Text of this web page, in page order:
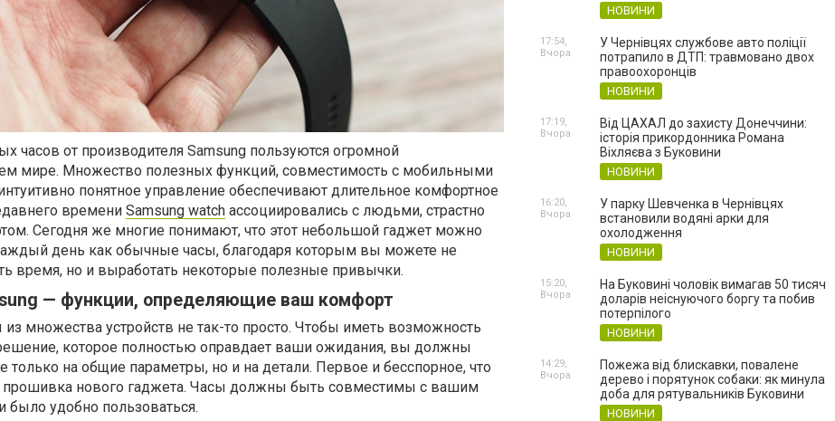
часов от производителя Samsung пользуются огромной
мире. Множество полезных функций, совместимость с мобильными
понятное управление обеспечивают длительное комфортное
времени Samsung watch ассоциировались с людьми, страстно
Сегодня же многие понимают, что этот небольшой гаджет можно
день как обычные часы, благодаря которым вы можете не
время, но и выработать некоторые полезные привычки.
— функции, определяющие ваш комфорт
множества устройств не так-то просто. Чтобы иметь возможность
которое полностью оправдает ваши ожидания, вы должны
только на общие параметры, но и на детали. Первое и бесспорное, что
прошивка нового гаджета. Часы должны быть совместимы с вашим
удобно пользоваться.
НОВИНИ
У Чернівцях службове авто поліції
потрапило в ДТП: травмовано двох
правоохоронців
НОВИНИ
17:54,
Вчора
Від ЦАХАЛ до захисту Донеччини:
історія прикордонника Романа
Віхляєва з Буковини
НОВИНИ
17:19,
Вчора
У парку Шевченка в Чернівцях
встановили водяні арки для
охолодження
НОВИНИ
16:20,
Вчора
На Буковині чоловік вимагав 50 тисяч
доларів неіснуючого боргу та побив
потерпілого
НОВИНИ
15:20,
Вчора
Пожежа від блискавки, повалене
дерево і порятунок собаки: як минула
доба для рятувальників Буковини
НОВИНИ
14:29,
Вчора